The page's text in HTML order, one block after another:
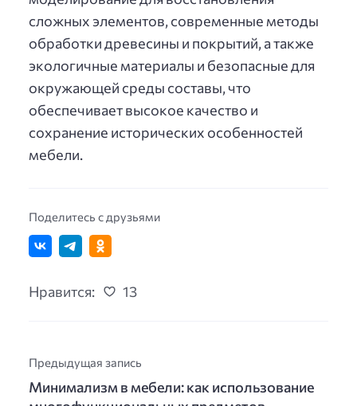
сложных элементов, современные методы
обработки древесины и покрытий, а также
экологичные материалы и безопасные для
окружающей среды составы, что
обеспечивает высокое качество и
сохранение исторических особенностей
мебели.
Поделитесь с друзьями
Нравится: 13
Предыдущая запись
Минимализм в мебели: как использование